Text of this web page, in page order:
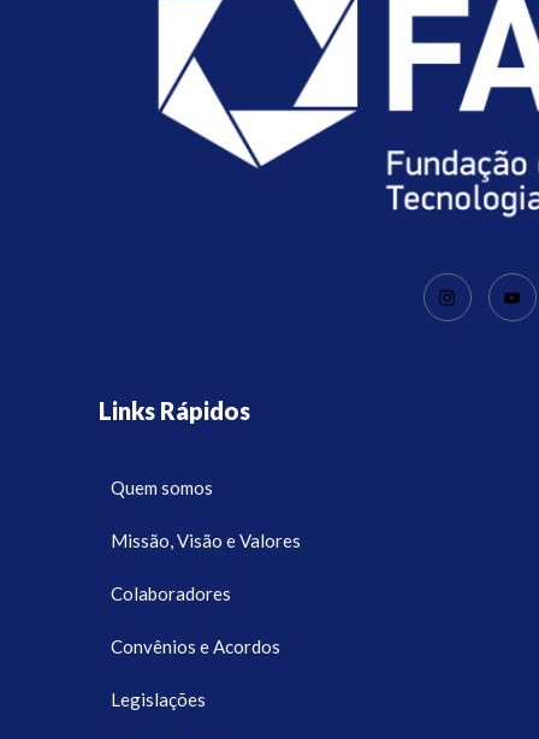
Links Rápidos
Quem somos
Missão, Visão e Valores
Colaboradores
Convênios e Acordos
Legislações